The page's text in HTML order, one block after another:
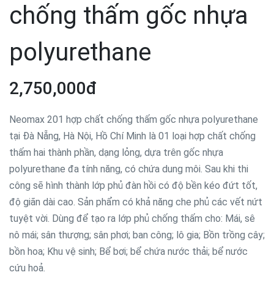
chống thấm gốc nhựa
polyurethane
2,750,000đ
Neomax 201 hợp chất chống thấm gốc nhựa polyurethane
tại Đà Nẵng, Hà Nội, Hồ Chí Minh là 01 loại hợp chất chống
thấm hai thành phần, dạng lỏng, dựa trên gốc nhựa
polyurethane đa tính năng, có chứa dung môi. Sau khi thi
công sẽ hình thành lớp phủ đàn hồi có độ bền kéo đứt tốt,
độ giãn dài cao. Sản phẩm có khả năng che phủ các vết nứt
tuyệt vời. Dùng để tạo ra lớp phủ chống thấm cho: Mái, sê
nô mái; sân thượng; sân phơi; ban công; lô gia; Bồn trồng cây;
bồn hoa; Khu vệ sinh; Bể bơi; bể chứa nước thải; bể nước
cứu hoả.